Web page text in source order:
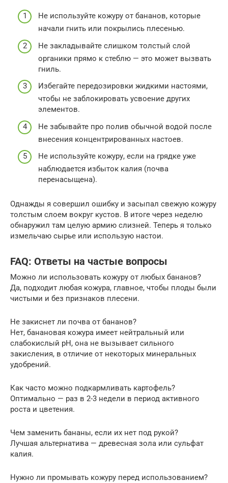
Не используйте кожуру от бананов, которые
начали гнить или покрылись плесенью.
Не закладывайте слишком толстый слой
органики прямо к стеблю — это может вызвать
гниль.
Избегайте передозировки жидкими настоями,
чтобы не заблокировать усвоение других
элементов.
Не забывайте про полив обычной водой после
внесения концентрированных настоев.
Не используйте кожуру, если на грядке уже
наблюдается избыток калия (почва
перенасыщена).
Однажды я совершил ошибку и засыпал свежую кожуру
толстым слоем вокруг кустов. В итоге через неделю
обнаружил там целую армию слизней. Теперь я только
измельчаю сырье или использую настои.
FAQ: Ответы на частые вопросы
Можно ли использовать кожуру от любых бананов?
Да, подходит любая кожура, главное, чтобы плоды были
чистыми и без признаков плесени.
Не закиснет ли почва от бананов?
Нет, банановая кожура имеет нейтральный или
слабокислый pH, она не вызывает сильного
закисления, в отличие от некоторых минеральных
удобрений.
Как часто можно подкармливать картофель?
Оптимально — раз в 2-3 недели в период активного
роста и цветения.
Чем заменить бананы, если их нет под рукой?
Лучшая альтернатива — древесная зола или сульфат
калия.
Нужно ли промывать кожуру перед использованием?